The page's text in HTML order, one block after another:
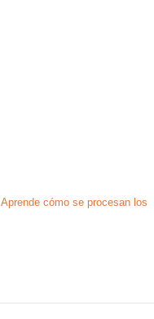
Aprende cómo se procesan los